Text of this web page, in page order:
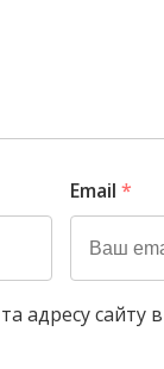
Email *
адресу